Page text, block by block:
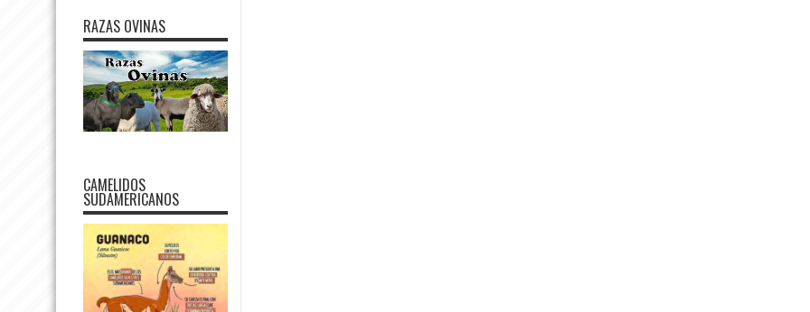
RAZAS OVINAS
CAMELIDOS
SUDAMERICANOS